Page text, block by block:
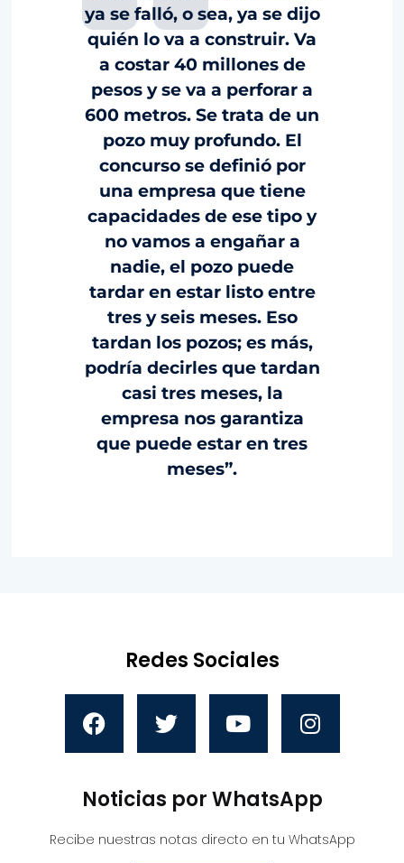
ya se falló, o sea, ya se dijo
quién lo va a construir. Va
a costar 40 millones de
pesos y se va a perforar a
600 metros. Se trata de un
pozo muy profundo. El
concurso se definió por
una empresa que tiene
capacidades de ese tipo y
no vamos a engañar a
nadie, el pozo puede
tardar en estar listo entre
tres y seis meses. Eso
tardan los pozos; es más,
podría decirles que tardan
casi tres meses, la
empresa nos garantiza
que puede estar en tres
meses”.
Redes Sociales
Noticias por WhatsApp
Recibe nuestras notas directo en tu WhatsApp